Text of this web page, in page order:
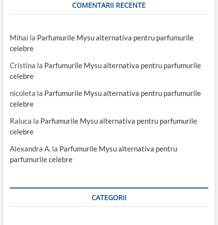
COMENTARII RECENTE
Mihai la Parfumurile Mysu alternativa pentru parfumurile
celebre
Cristina la Parfumurile Mysu alternativa pentru parfumurile
celebre
nicoleta la Parfumurile Mysu alternativa pentru parfumurile
celebre
Raluca la Parfumurile Mysu alternativa pentru parfumurile
celebre
Alexandra A.la Parfumurile Mysu alternativa pentru
parfumurile celebre
CATEGORII